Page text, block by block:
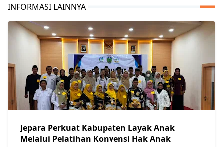
INFORMASI LAINNYA
Jepara Perkuat Kabupaten Layak Anak
Melalui Pelatihan Konvensi Hak Anak